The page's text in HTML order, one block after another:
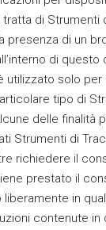
di Strumenti
presenza di un
di questo
utilizzato solo per
tipo di
delle finalità
Strumenti di
richiedere il
prestato il
in
contenute in